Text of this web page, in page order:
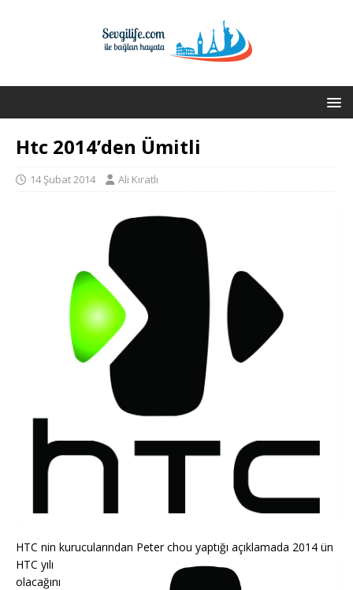
Htc 2014’den Ümitli
14 Şubat 2014 Ali Kıratlı
HTC nin kurucularından Peter chou yaptığı açıklamada 2014 ün
HTC yılı
olacağını